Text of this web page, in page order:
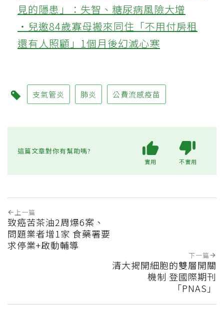
見的隱患」：失智、糖尿病風險大增
‧兒邀84歲寡母搬來同住「不用付房租
還有人照顧」1個月後幻滅心寒
支氣管炎 肺炎 公費流感疫苗
這篇文章對你有幫助嗎?
實用 不實用
上一篇
致癌苦茶油2周爆6案、
問題業者增1家 食藥署要
求停業+啟動輔導
下一篇
清大揭開細胞的雙層開關
機制 登國際期刊
「PNAS」